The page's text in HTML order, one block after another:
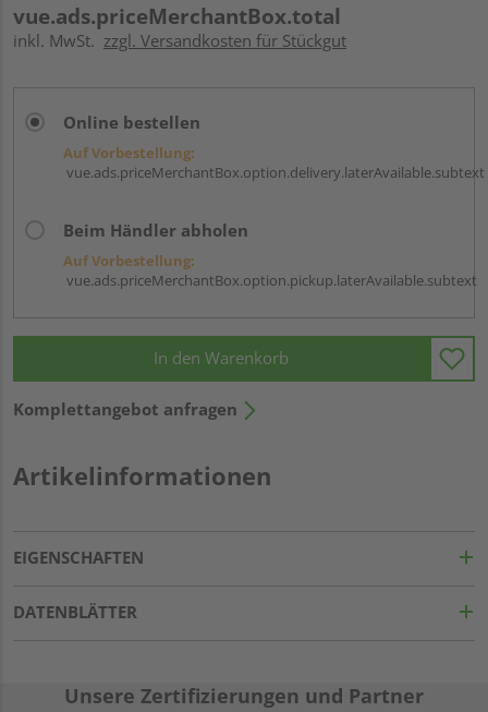
vue.ads.priceMerchantBox.total
inkl. MwSt. zzgl. Versandkosten für Stückgut
Online bestellen
Auf Vorbestellung:
vue.ads.priceMerchantBox.option.delivery.laterAvailable.subtext
Beim Händler abholen
Auf Vorbestellung:
vue.ads.priceMerchantBox.option.pickup.laterAvailable.subtext
In den Warenkorb
Komplettangebot anfragen
Artikelinformationen
EIGENSCHAFTEN
DATENBLÄTTER
Unsere Zertifizierungen und Partner